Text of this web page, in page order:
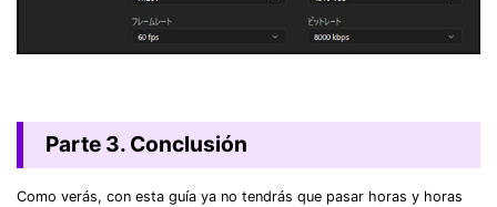
Parte 3. Conclusión
Como verás, con esta guía ya no tendrás que pasar horas y horas